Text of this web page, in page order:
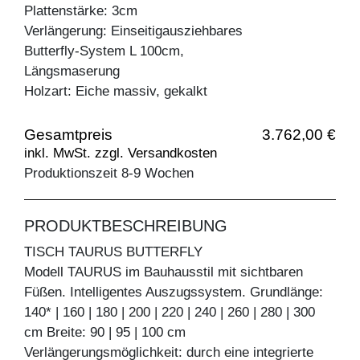
Plattenstärke: 3cm
Verlängerung: Einseitigausziehbares
Butterfly-System L 100cm,
Längsmaserung
Holzart: Eiche massiv, gekalkt
Gesamtpreis 3.762,00 €
inkl. MwSt. zzgl. Versandkosten
Produktionszeit 8-9 Wochen
PRODUKTBESCHREIBUNG
TISCH TAURUS BUTTERFLY
Modell TAURUS im Bauhausstil mit sichtbaren
Füßen. Intelligentes Auszugssystem. Grundlänge:
140* | 160 | 180 | 200 | 220 | 240 | 260 | 280 | 300
cm Breite: 90 | 95 | 100 cm
Verlängerungsmöglichkeit: durch eine integrierte